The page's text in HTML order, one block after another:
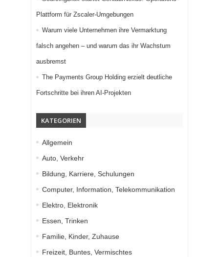
Plattform für Zscaler-Umgebungen
Warum viele Unternehmen ihre Vermarktung
falsch angehen – und warum das ihr Wachstum
ausbremst
The Payments Group Holding erzielt deutliche
Fortschritte bei ihren AI-Projekten
KATEGORIEN
Allgemein
Auto, Verkehr
Bildung, Karriere, Schulungen
Computer, Information, Telekommunikation
Elektro, Elektronik
Essen, Trinken
Familie, Kinder, Zuhause
Freizeit, Buntes, Vermischtes